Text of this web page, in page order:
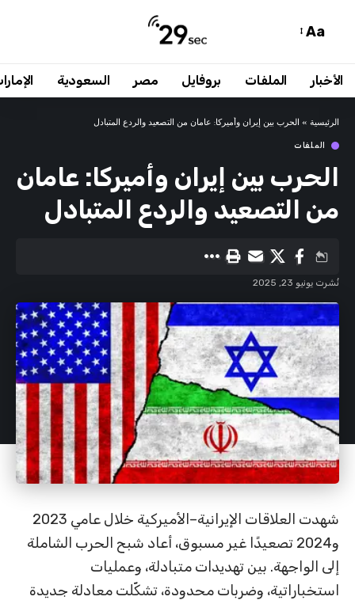
Aa
الأخبار الملفات بروفايل مصر السعودية
الرئيسية » الحرب بين إيران وأميركا: عامان من التصعيد والردع المتبادل
الملفات
الحرب بين إيران وأميركا: عامان
من التصعيد والردع المتبادل
نُشرت يونيو 23, 2025
شهدت العلاقات الإيرانية–الأميركية خلال عامي 2023
و2024 تصعيدًا غير مسبوق، أعاد شبح الحرب الشاملة
إلى الواجهة. بين تهديدات متبادلة، وعمليات
استخباراتية، وضربات محدودة، تشكّلت معادلة جديدة